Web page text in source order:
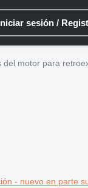
sesión /
del motor para
- nuevo en parte